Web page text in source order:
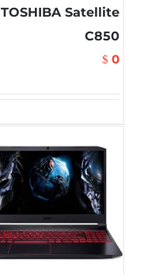
TOSHIBA Satellite
C850
$ 0